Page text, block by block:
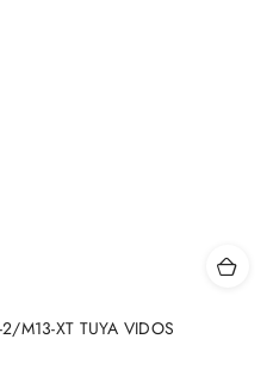
M13-XT TUYA VIDOS